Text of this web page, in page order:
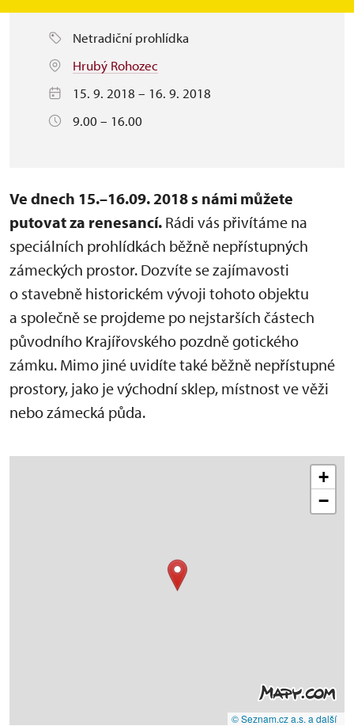
Netradiční prohlídka
Hrubý Rohozec
15. 9. 2018 – 16. 9. 2018
9.00 – 16.00
Ve dnech 15.–16.09. 2018 s námi můžete
putovat za renesancí. Rádi vás přivítáme na
speciálních prohlídkách běžně nepřístupných
zámeckých prostor. Dozvíte se zajímavosti
o stavebně historickém vývoji tohoto objektu
a společně se projdeme po nejstarších částech
původního Krajířovského pozdně gotického
zámku. Mimo jiné uvidíte také běžně nepřístupné
prostory, jako je východní sklep, místnost ve věži
nebo zámecká půda.
+
−
© Seznam.cz a.s. a další